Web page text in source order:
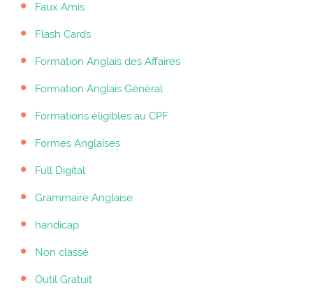
Faux Amis
Flash Cards
Formation Anglais des Affaires
Formation Anglais Général
Formations éligibles au CPF
Formes Anglaises
Full Digital
Grammaire Anglaise
handicap
Non classé
Outil Gratuit